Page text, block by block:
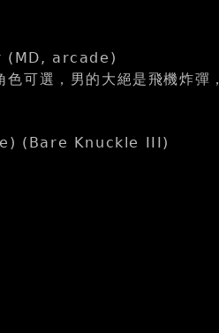
(MD, arcade)
選，男的大絕是飛機炸彈
(Bare Knuckle III)